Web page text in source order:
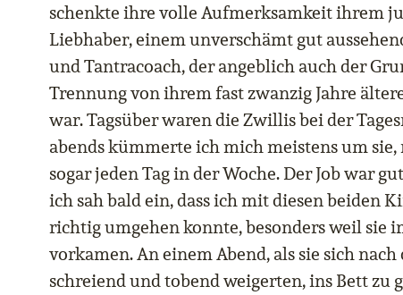
schenkte ihre volle Aufmerksamkeit ihrem
Liebhaber, einem unverschämt gut
und Tantracoach, der angeblich auch der
Trennung von ihrem fast zwanzig Jahre
war. Tagsüber waren die Zwillis bei der
abends kümmerte ich mich meistens um
sogar jeden Tag in der Woche. Der Job war
ich sah bald ein, dass ich mit diesen beiden
richtig umgehen konnte, besonders weil sie
vorkamen. An einem Abend, als sie sich nach
schreiend und tobend weigerten, ins Bett zu